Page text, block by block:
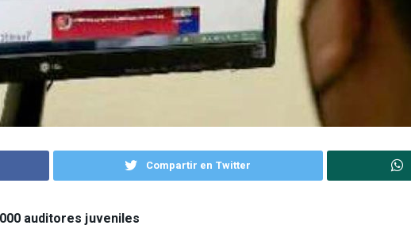
Compartir en Twitter
auditores juveniles